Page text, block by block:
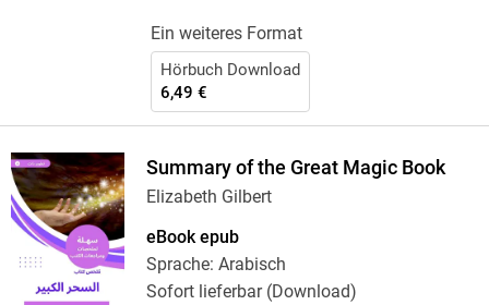
Ein weiteres Format
Hörbuch Download
6,49 €
Summary of the Great Magic Book
Elizabeth Gilbert
eBook epub
Sprache: Arabisch
Sofort lieferbar (Download)